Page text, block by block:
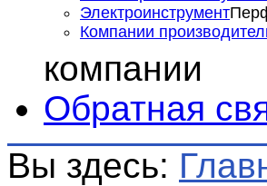
Электроинструмент
Компании
компании
Обратная
Вы здесь: